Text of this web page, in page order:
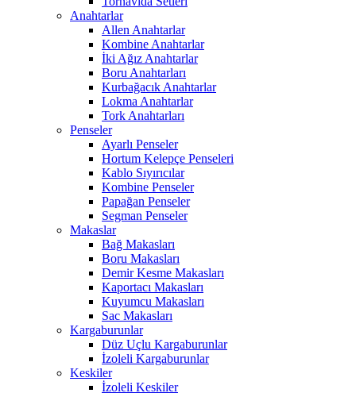
Anahtarlar
Allen Anahtarlar
Kombine Anahtarlar
İki Ağız Anahtarlar
Boru Anahtarları
Kurbağacık Anahtarlar
Lokma Anahtarlar
Tork Anahtarları
Penseler
Ayarlı Penseler
Hortum Kelepçe Penseleri
Kablo Sıyırıcılar
Kombine Penseler
Papağan Penseler
Segman Penseler
Makaslar
Bağ Makasları
Boru Makasları
Demir Kesme Makasları
Kaportacı Makasları
Kuyumcu Makasları
Sac Makasları
Kargaburunlar
Düz Uçlu Kargaburunlar
İzoleli Kargaburunlar
Keskiler
İzoleli Keskiler